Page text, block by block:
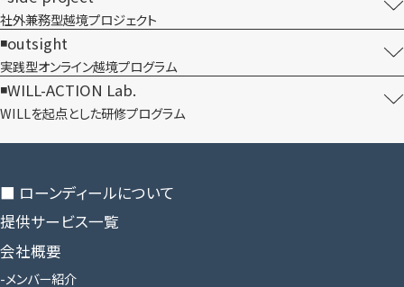
社外兼務型​越境プロジェクト
outsight
実践型オンライン​越境プログラム
WILL-ACTION Lab.
WILLを​起点とした​研修プログラム
■ ローンディールに​ついて
提供サービス一覧
会社概要
メンバー紹介